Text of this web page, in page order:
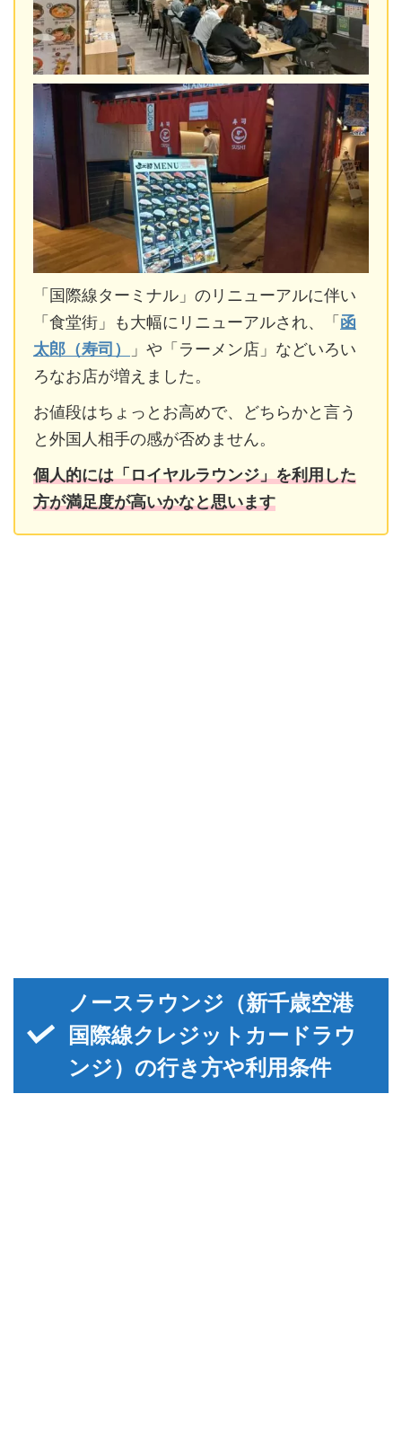
「国際線ターミナル」のリニューアルに伴い
「食堂街」も大幅にリニューアルされ、「函
太郎（寿司）
」や「ラーメン店」などいろい
ろなお店が増えました。
お値段はちょっとお高めで、どちらかと言う
と外国人相手の感が否めません。
個人的には「ロイヤルラウンジ」を利用した
方が満足度が高いかなと思います
ノースラウンジ（新千歳空港
国際線クレジットカードラウ
ンジ）の行き方や利用条件